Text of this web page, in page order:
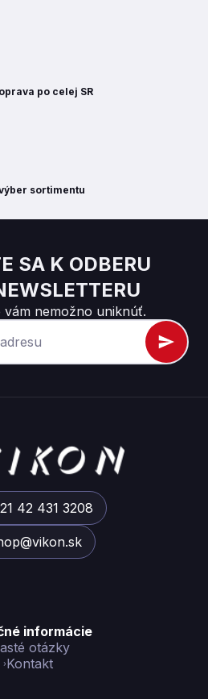
po celej SR
sortimentu
SA K ODBERU
nemožno uniknúť.
42 431 3208
informácie
otázky
Kontakt